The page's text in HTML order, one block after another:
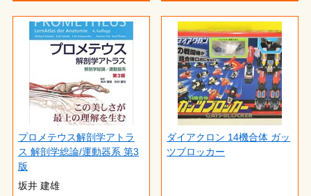
プロメテウス解剖学アトラ
ス 解剖学総論/運動器系 第3
版
坂井 建雄
ダイアクロン 14機合体 ガッ
ツブロッカー